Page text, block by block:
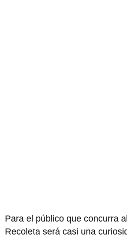
Para el público que concurra
Recoleta será casi una